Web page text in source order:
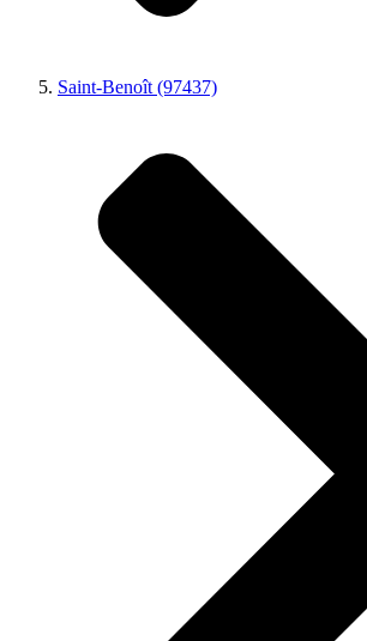
Saint-Benoît (97437)